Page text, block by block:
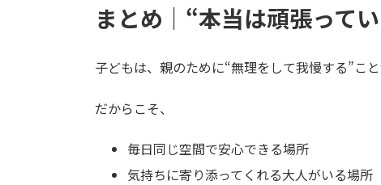
まとめ｜“本当は頑張って
子どもは、親のために“無理をして我慢する”こと
だからこそ、
毎日同じ空間で安心できる場所
気持ちに寄り添ってくれる大人がいる場所